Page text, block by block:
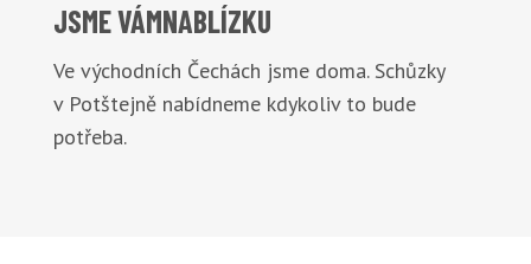
JSME VÁMNABLÍZKU
Ve východních Čechách jsme doma. Schůzky
v Potštejně nabídneme kdykoliv to bude
potřeba.